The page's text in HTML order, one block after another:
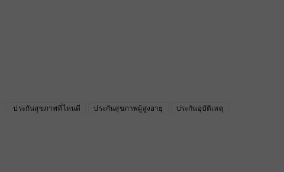
ประกันสุขภาพที่ไหนดี ประกันสุขภาพผู้สูงอายุ
ประกันอุบัติเหตุ